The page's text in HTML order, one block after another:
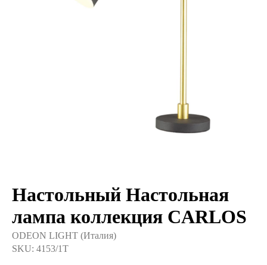
Настольный Настольная
лампа коллекция CARLOS
ODEON LIGHT (Италия)
SKU: 4153/1T